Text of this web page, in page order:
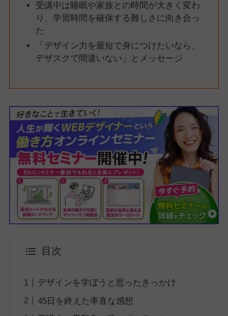
受講中は睡眠や家族との時間が大きく変わ
り、学習時間を確保する難しさに向き合っ
た
「デザイン力を最短で身につけたいなら、
デザスクで間違いない」とメッセージ
目次
デザインを学ぼうと思ったきっかけ
45日を終えた率直な感想